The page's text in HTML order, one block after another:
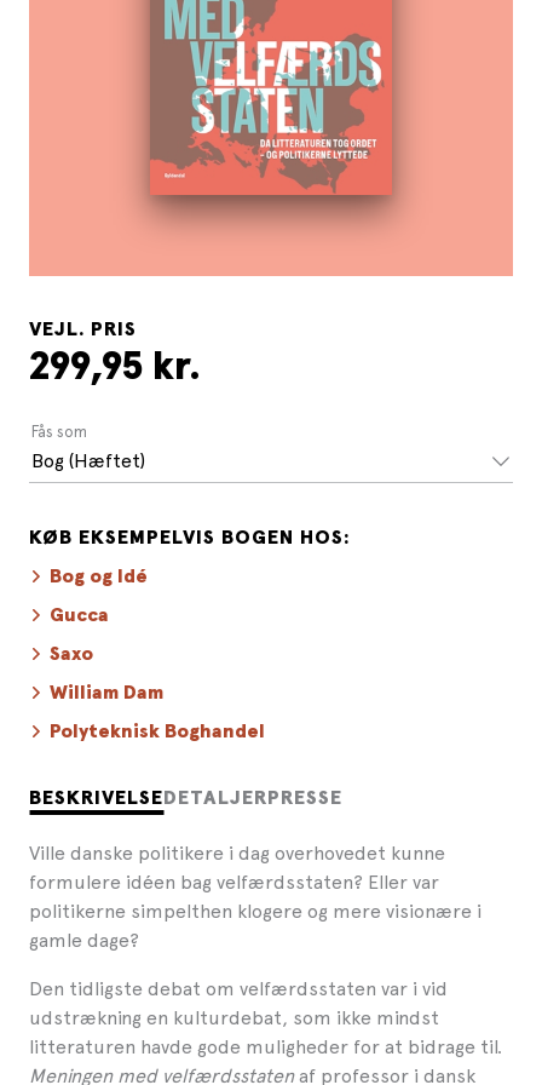
BESKRIVELSE DETALJER PRESSE
Ville danske politikere i dag overhovedet kunne
formulere idéen bag velfærdsstaten? Eller var
politikerne simpelthen klogere og mere visionære i
gamle dage?
Den tidligste debat om velfærdsstaten var i vid
udstrækning en kulturdebat, som ikke mindst
litteraturen havde gode muligheder for at bidrage til.
Meningen med velfærdsstatenaf professor i dansk
VEJL. PRIS
299,95 kr.
Fås som
Bog (Hæftet)
KØB EKSEMPELVIS BOGEN HOS:
Bog og Idé
Gucca
Saxo
William Dam
Polyteknisk Boghandel